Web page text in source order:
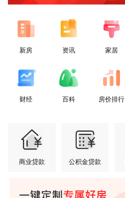
新房 资讯 家居
财经 百科 房价排行
商业贷款 公积金贷款